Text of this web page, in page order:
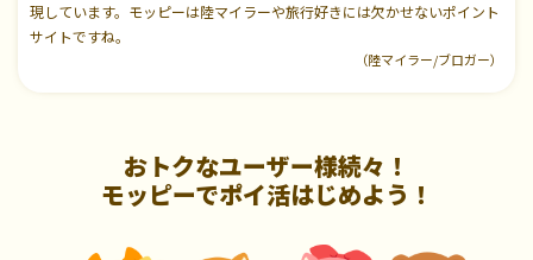
現しています。モッピーは陸マイラーや旅行好きには欠かせないポイント
サイトですね。
（陸マイラー/ブロガー）
おトクなユーザー様続々！
モッピーでポイ活はじめよう！